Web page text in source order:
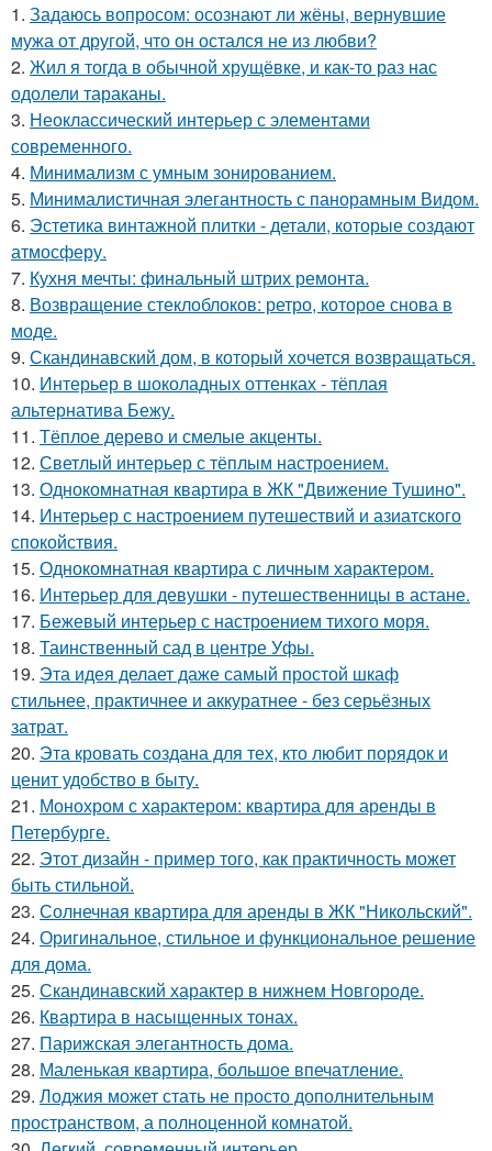
1. Задаюсь вопросом: осознают ли жёны, вернувшие
мужа от другой, что он остался не из любви?
2. Жил я тогда в обычной хрущёвке, и как-то раз нас
одолели тараканы.
3. Неоклассический интерьер с элементами
современного.
4. Минимализм с умным зонированием.
5. Минималистичная элегантность с панорамным Видом.
6. Эстетика винтажной плитки - детали, которые создают
атмосферу.
7. Кухня мечты: финальный штрих ремонта.
8. Возвращение стеклоблоков: ретро, которое снова в
моде.
9. Скандинавский дом, в который хочется возвращаться.
10. Интерьер в шоколадных оттенках - тёплая
альтернатива Бежу.
11. Тёплое дерево и смелые акценты.
12. Светлый интерьер с тёплым настроением.
13. Однокомнатная квартира в ЖК "Движение Тушино".
14. Интерьер с настроением путешествий и азиатского
спокойствия.
15. Однокомнатная квартира с личным характером.
16. Интерьер для девушки - путешественницы в астане.
17. Бежевый интерьер с настроением тихого моря.
18. Таинственный сад в центре Уфы.
19. Эта идея делает даже самый простой шкаф
стильнее, практичнее и аккуратнее - без серьёзных
затрат.
20. Эта кровать создана для тех, кто любит порядок и
ценит удобство в быту.
21. Монохром с характером: квартира для аренды в
Петербурге.
22. Этот дизайн - пример того, как практичность может
быть стильной.
23. Солнечная квартира для аренды в ЖК "Никольский".
24. Оригинальное, стильное и функциональное решение
для дома.
25. Скандинавский характер в нижнем Новгороде.
26. Квартира в насыщенных тонах.
27. Парижская элегантность дома.
28. Маленькая квартира, большое впечатление.
29. Лоджия может стать не просто дополнительным
пространством, а полноценной комнатой.